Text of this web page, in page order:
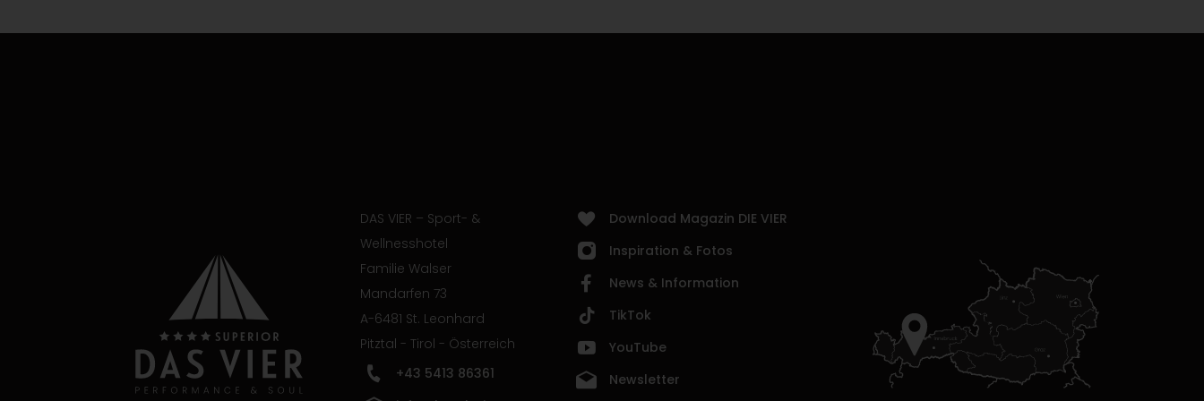
DAS VIER – Sport- &
Wellnesshotel
Familie Walser
Mandarfen 73
A-6481 St. Leonhard
Pitztal - Tirol - Österreich
+43 5413 86361
Download Magazin DIE VIER
Inspiration & Fotos
News & Information
TikTok
YouTube
Newsletter